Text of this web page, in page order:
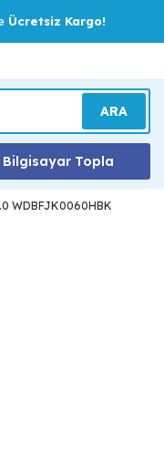
Ücretsiz Kargo!
ARA
Bilgisayar Topla